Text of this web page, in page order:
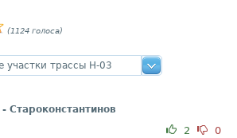
(1124 голоса)
Староконстантинов
2 0